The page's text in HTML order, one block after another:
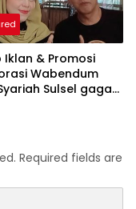
Iklan & Promosi
Wabendum
Sulsel gagas
Required fields are